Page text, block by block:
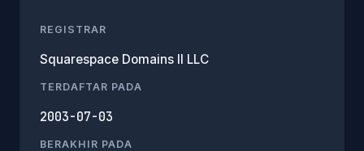
REGISTRAR
Squarespace Domains II LLC
TERDAFTAR PADA
2003-07-03
BERAKHIR PADA